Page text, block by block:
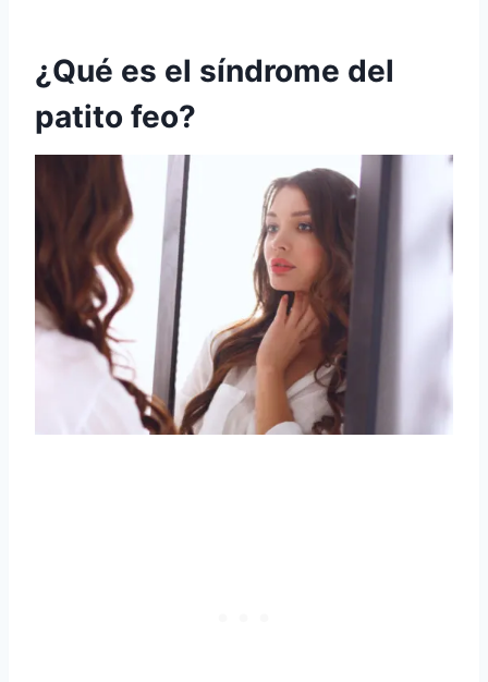
¿Qué es el síndrome del
patito feo?